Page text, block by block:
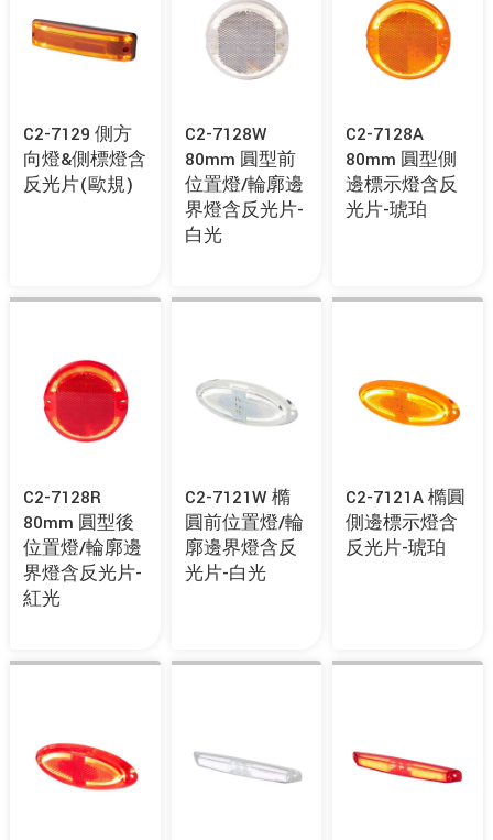
C2-7129 側方
向燈&側標燈含
反光片(歐規)
C2-7128W
80mm 圓型前
位置燈/輪廓邊
界燈含反光片-
白光
C2-7128A
80mm 圓型側
邊標示燈含反
光片-琥珀
C2-7128R
80mm 圓型後
位置燈/輪廓邊
界燈含反光片-
紅光
C2-7121W 橢
圓前位置燈/輪
廓邊界燈含反
光片-白光
C2-7121A 橢圓
側邊標示燈含
反光片-琥珀